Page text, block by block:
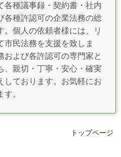
各種議事録・契約書・社内
各種許認可の企業法務の総
個人の依頼者様には、リ
市民法務を支援を致しま
および各許認可の専門家と
、親切・丁寧・安心・確実
しております。お気軽にお
。
トップページ